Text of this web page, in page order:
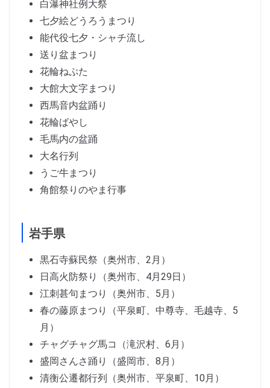
白瀑神社例大祭
七夕絵どうろうまつり
能代役七夕・シャチ流し
送り盆まつり
花輪ねぷた
大館大文字まつり
西馬音内盆踊り
花輪ばやし
毛馬内の盆踊
大名行列
うご牛まつり
角館祭りのやま行事
岩手県
黒石寺蘇民祭（奥州市、2月）
日高火防祭り（奥州市、4月29日）
江刺甚句まつり（奥州市、5月）
春の藤原まつり（平泉町、中尊寺、毛越寺、5
月）
チャグチャグ馬コ（滝沢村、6月）
盛岡さんさ踊り（盛岡市、8月）
清衡公遷都行列（奥州市、平泉町、10月）